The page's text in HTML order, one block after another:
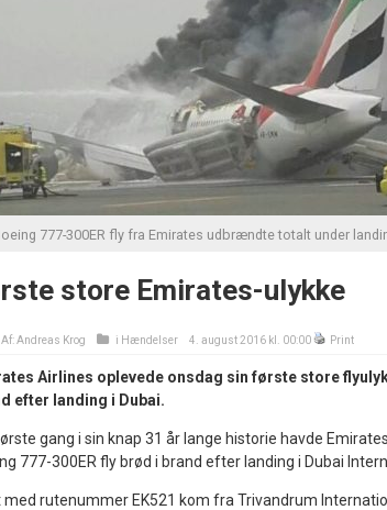
777-300ER fly fra Emirates udbrændte totalt under
store Emirates-ulykke
Af:Andreas Krog i Hændelser 4. august 2016 kl. 00:00 Print
Airlines oplevede onsdag sin første store
efter landing i Dubai.
gang i sin knap 31 år lange historie havde
777-300ER fly brød i brand efter landing i Dubai
med rutenummer EK521 kom fra Trivandrum